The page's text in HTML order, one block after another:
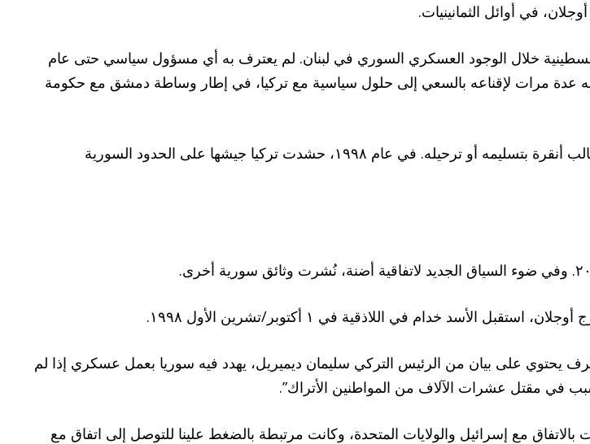
خلال الوجود العسكري السوري في لبنان. لم يعترف به أي مسؤول سياسي حتى عام
به عدة مرات لإقناعه بالسعي إلى حلول سياسية مع تركيا، في إطار وساطة دمشق مع حكومة
فشلت الوساطة بين أوجلان وأنقرة، واستمرت دمشق في استضافته، رافضًا مطالب أنقرة بتسليمه أو ترحيله. في عام ١٩٩٨، حشدت تركيا جيشها على الحدود السورية
يحتوي على بيان من الرئيس التركي سليمان ديميريل، يهدد فيه سوريا بعمل عسكري إذا لم
في مقتل عشرات الآلاف من المواطنين الأتراك”.
مع إسرائيل والولايات المتحدة، وكانت مرتبطة بالضغط علينا للتوصل إلى اتفاق مع